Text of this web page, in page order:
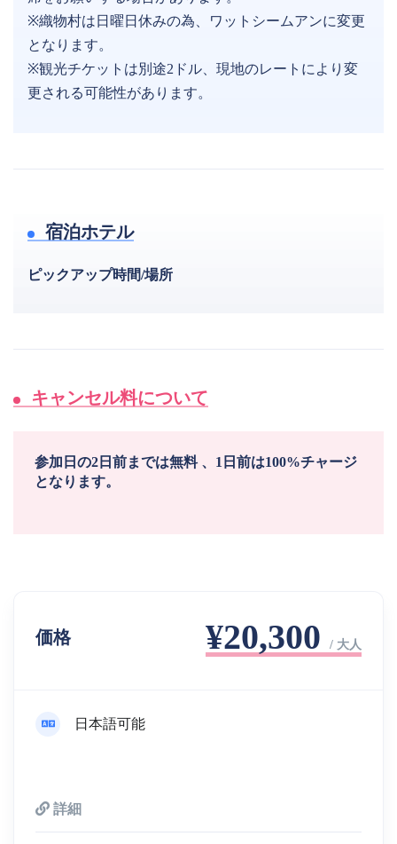
※織物村は日曜日休みの為、ワットシームアンに変更
となります。
※観光チケットは別途2ドル、現地のレートにより変
更される可能性があります。
宿泊ホテル
ピックアップ時間/場所
キャンセル料について
参加日の2日前までは無料 、1日前は100%チャージ
となります。
価格 ¥20,300 / 大人
日本語可能
詳細